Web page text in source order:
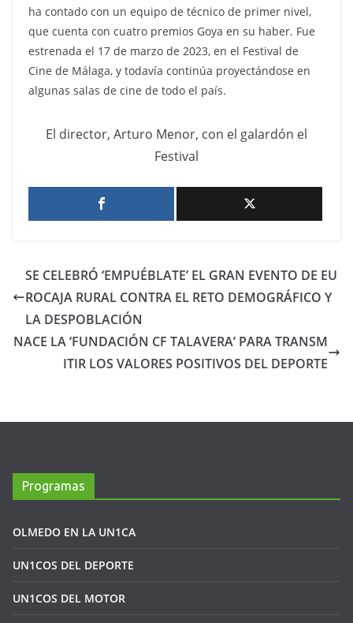
ha contado con un equipo de técnico de primer nivel,
que cuenta con cuatro premios Goya en su haber. Fue
estrenada el 17 de marzo de 2023, en el Festival de
Cine de Málaga, y todavía continúa proyectándose en
algunas salas de cine de todo el país.
El director, Arturo Menor, con el galardón el
Festival
SE CELEBRÓ ‘EMPUÉBLATE’ EL GRAN EVENTO DE EU
ROCAJA RURAL CONTRA EL RETO DEMOGRÁFICO Y
LA DESPOBLACIÓN
NACE LA ‘FUNDACIÓN CF TALAVERA’ PARA TRANSM
ITIR LOS VALORES POSITIVOS DEL DEPORTE
Programas
OLMEDO EN LA UN1CA
UN1COS DEL DEPORTE
UN1COS DEL MOTOR